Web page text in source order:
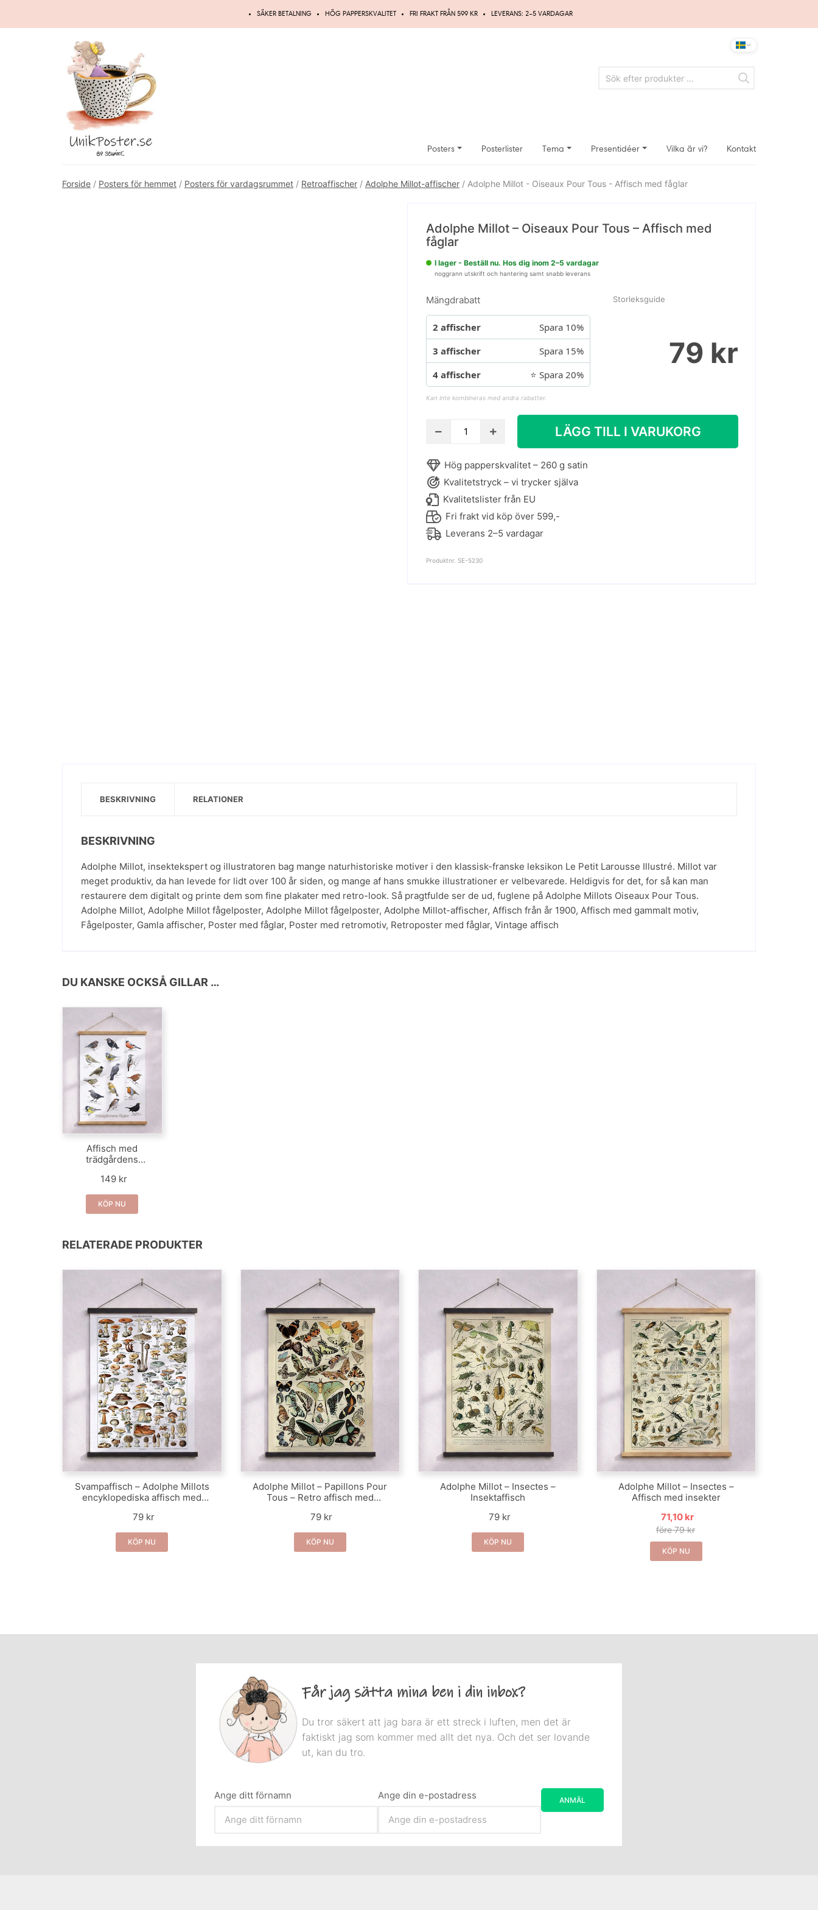
SÄKER BETALNING HÖG PAPPERSKVALITET FRI FRAKT FRÅN 599 KR LEVERANS: 2–5 VARDAGAR
Posters Posterlister Tema Presentidéer Vilka är vi? Kontakt
Forside / Posters för hemmet / Posters för vardagsrummet / Retroaffischer / Adolphe Millot-affischer / Adolphe Millot - Oiseaux Pour Tous - Affisch med fåglar
Adolphe Millot – Oiseaux Pour Tous – Affisch med
fåglar
I lager - Beställ nu. Hos dig inom 2–5 vardagar
noggrann utskrift och hantering samt snabb leverans
Storleksguide
Mängdrabatt
2 affischer
Spara 10%
3 affischer
Spara 15%
4 affischer
⭐ Spara 20%
Kan inte kombineras med andra rabatter.
79 kr
Adolphe
Oiseaux
Pour
Tous
-
fåglar
LÄGG TILL I VARUKORG
Hög papperskvalitet – 260 g satin
Kvalitetstryck – vi trycker själva
Kvalitetslister från EU
Fri frakt vid köp över 599,-
Leverans 2–5 vardagar
Produktnr. SE-5230
BESKRIVNING RELATIONER
BESKRIVNING
Adolphe Millot, insektekspert og illustratoren bag mange naturhistoriske motiver i den klassisk-franske leksikon Le Petit Larousse Illustré. Millot var
meget produktiv, da han levede for lidt over 100 år siden, og mange af hans smukke illustrationer er velbevarede. Heldigvis for det, for så kan man
restaurere dem digitalt og printe dem som fine plakater med retro-look. Så pragtfulde ser de ud, fuglene på Adolphe Millots Oiseaux Pour Tous.
Adolphe Millot, Adolphe Millot fågelposter, Adolphe Millot fågelposter, Adolphe Millot-affischer, Affisch från år 1900, Affisch med gammalt motiv,
Fågelposter, Gamla affischer, Poster med fåglar, Poster med retromotiv, Retroposter med fåglar, Vintage affisch
DU KANSKE OCKSÅ GILLAR …
Affisch med
trädgårdens
poster för
hemmet
149 kr
KÖP NU
RELATERADE PRODUKTER
Svampaffisch – Adolphe Millots
encyklopediska affisch med
79 kr
KÖP NU
Adolphe Millot – Papillons Pour
Tous – Retro affisch med
79 kr
KÖP NU
Adolphe Millot – Insectes –
Insektaffisch
79 kr
KÖP NU
Adolphe Millot – Insectes –
Affisch med insekter
71,10 kr
före 79 kr
KÖP NU
Får jag sätta mina ben i din inbox?
Du tror säkert att jag bara är ett streck i luften, men det är
faktiskt jag som kommer med allt det nya. Och det ser lovande
ut, kan du tro.
Ange ditt förnamn Ange din e-postadress